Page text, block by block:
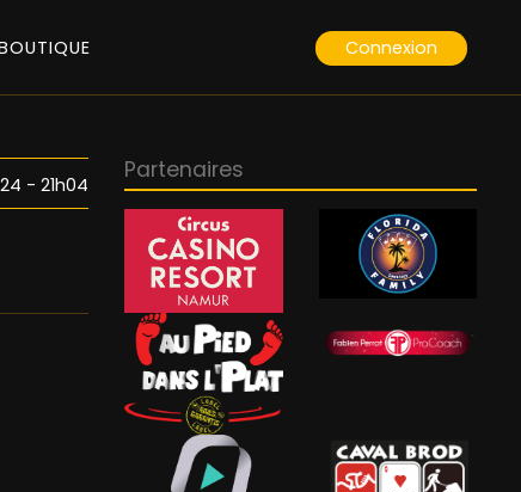
Connexion
- 21h04
Partenaires